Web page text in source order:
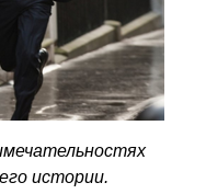
истории.